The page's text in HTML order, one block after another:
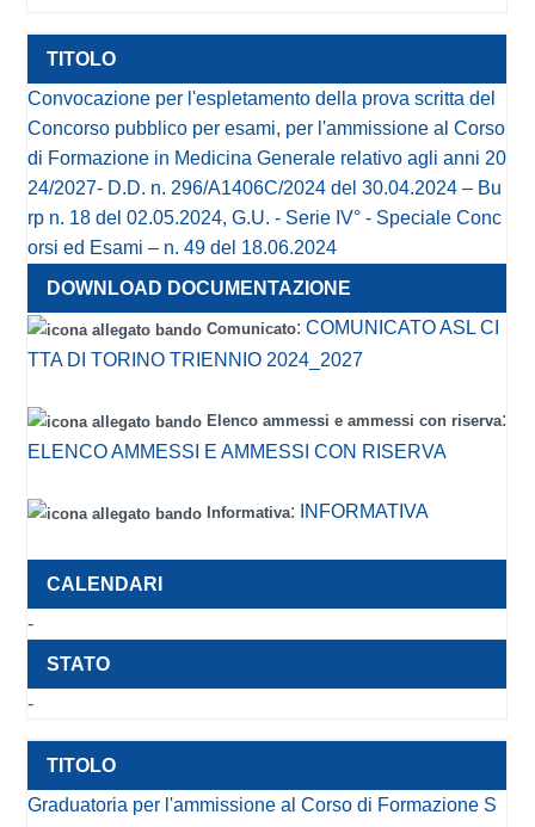
Convocazione per l'espletamento della prova scritta del
Concorso pubblico per esami, per l'ammissione al Corso
di Formazione in Medicina Generale relativo agli anni 20
24/2027- D.D. n. 296/A1406C/2024 del 30.04.2024 – Bu
rp n. 18 del 02.05.2024, G.U. - Serie IV° - Speciale Conc
orsi ed Esami – n. 49 del 18.06.2024
Comunicato:COMUNICATO ASL CI
TTA DI TORINO TRIENNIO 2024_2027
Elenco ammessi e ammessi con riserva:
ELENCO AMMESSI E AMMESSI CON RISERVA
Informativa: INFORMATIVA
-
-
Graduatoria per l'ammissione al Corso di Formazione S